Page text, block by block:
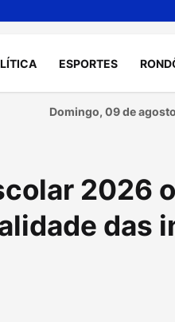
ESPORTES
Domingo, 09 de
2026
das